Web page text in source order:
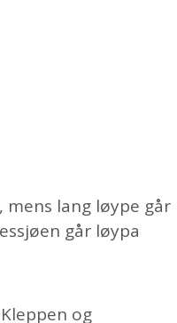
lang løype går
går løypa
og